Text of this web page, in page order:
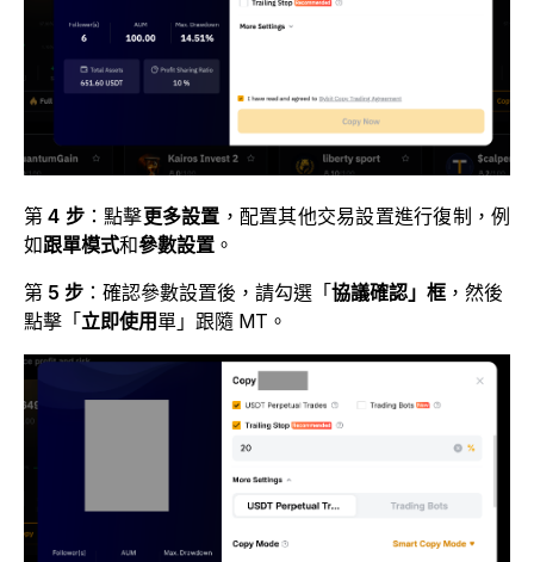
第4 步：點擊更多設置 ，配置其他交易設置進行復制，例
如跟單模式和參數設置 。
第 5 步 ：確認參數設置後，請勾選「協議確認」框 ，然後
點擊「立即使用單」跟隨 MT。